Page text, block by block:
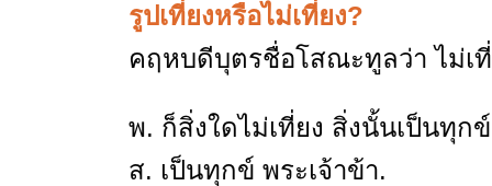
รูปเที่ยงหรือไม่เที่ยง?
คฤหบดีบุตรชื่อโสณะทูลว่า ไม่เที่
พ. ก็สิ่งใดไม่เที่ยง สิ่งนั้นเป็นทุก
ส. เป็นทุกข์ พระเจ้าข้า.